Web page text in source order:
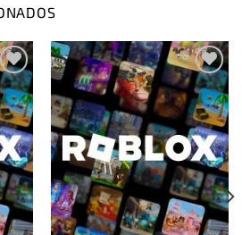
la
Añadir
a la
lista
de
deseos